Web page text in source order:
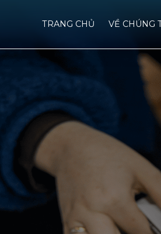
TRANG CHỦ VỀ CHÚNG